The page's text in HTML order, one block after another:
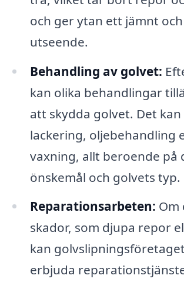
och ger ytan ett jämnt
utseende.
Behandling av golvet:
kan olika behandlingar
att skydda golvet. Det
lackering, oljebehandling
vaxning, allt beroende på
önskemål och golvets typ.
Reparationsarbeten: Om
skador, som djupa repor
kan
erbjuda